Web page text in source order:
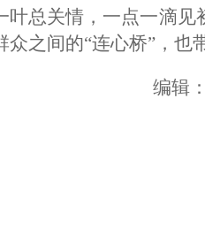
叶总关情，一点一滴
众之间的“连心桥”，也
编辑